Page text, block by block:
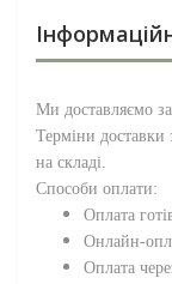
Ми доставляємо
Терміни доставки
на складі.
Способи оплати:
Оплата
Онлайн-
Оплата